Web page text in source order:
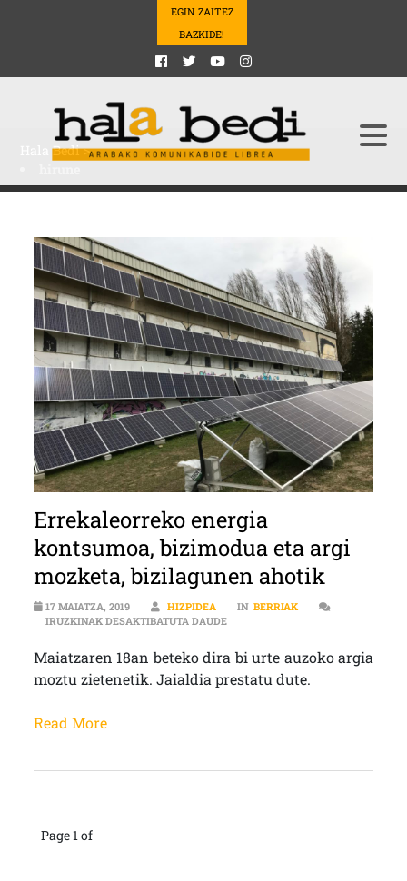
EGIN ZAITEZ
BAZKIDE!
Hala Bedi>
Errekaleorreko energia
kontsumoa, bizimodua eta argi
mozketa, bizilagunen ahotik
17 MAIATZA, 2019 HIZPIDEA IN BERRIAK
IRUZKINAK DESAKTIBATUTA DAUDEERREKALEORREKO ENERGIA
Maiatzaren 18an beteko dira bi urte auzoko argia
moztu zietenetik. Jaialdia prestatu dute.
Read More
Page 1 of